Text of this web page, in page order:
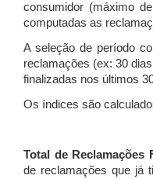
consumidor (máximo
computadas as
A seleção de período
reclamações (ex: 30
finalizadas nos últimos
Os índices são
Total de Reclamações
de reclamações que já